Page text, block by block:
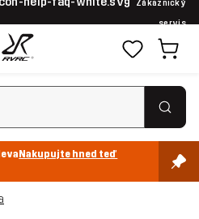
Zákaznický
servis
Nakupujte hned teď